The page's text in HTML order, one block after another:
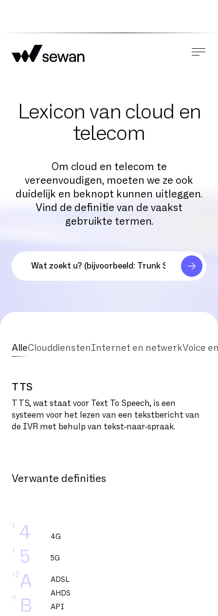
Lexicon van cloud en
telecom
Om cloud en telecom te
vereenvoudigen, moeten we ze ook
duidelijk en beknopt kunnen uitleggen.
Vind de definitie van de vaakst
gebruikte termen.
AlleClouddienstenInternet en netwerkVoice
4
1
5
1
A
12
B
7
4G
5G
ADSL
AHDS
API
TTS
TTS, wat staat voor Text To Speech, is een
systeem voor het lezen van een tekstbericht van
de IVR met behulp van tekst-naar-spraak.
Verwante definities